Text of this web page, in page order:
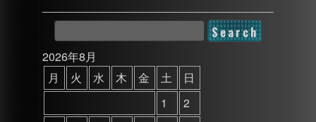
2026年8月
月
火 水 木 金 土
日
1
2